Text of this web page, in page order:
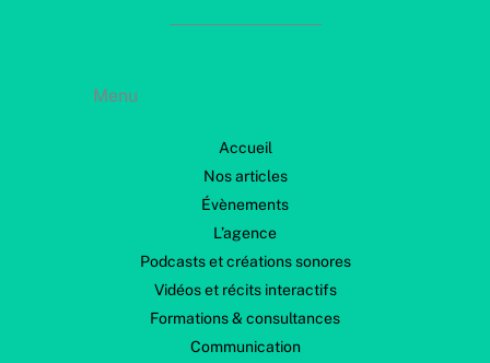
Menu
Accueil
Nos articles
Évènements
L’agence
Podcasts et créations sonores
Vidéos et récits interactifs
Formations & consultances
Communication